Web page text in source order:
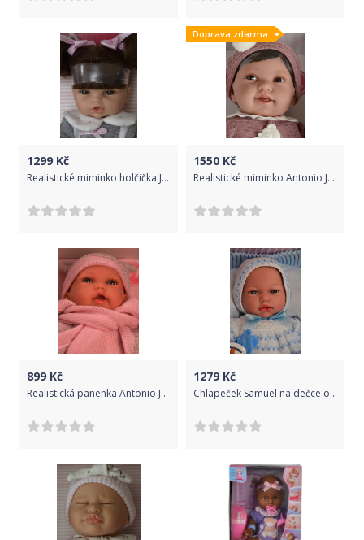
1299 Kč
Realistické miminko holčička Jaruška od firmy Berjuan ze Španělska
Doprava zdarma
1550 Kč
Realistické miminko Antonio Juan - chlapeček Pipo Paseo
899 Kč
Realistická panenka Antonio Juan - holčička - Petit Bufanda v šedo- růžovém
1279 Kč
Chlapeček Samuel na dečce od firmy Guca